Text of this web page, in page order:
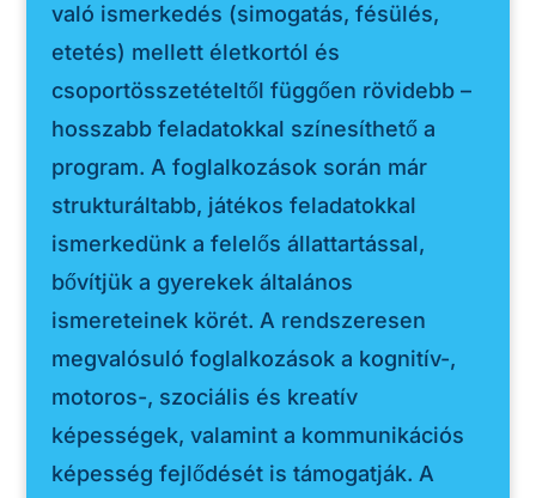
való ismerkedés (simogatás, fésülés,
etetés) mellett életkortól és
csoportösszetételtől függően rövidebb –
hosszabb feladatokkal színesíthető a
program. A foglalkozások során már
strukturáltabb, játékos feladatokkal
ismerkedünk a felelős állattartással,
bővítjük a gyerekek általános
ismereteinek körét. A rendszeresen
megvalósuló foglalkozások a kognitív-,
motoros-, szociális és kreatív
képességek, valamint a kommunikációs
képesség fejlődését is támogatják. A